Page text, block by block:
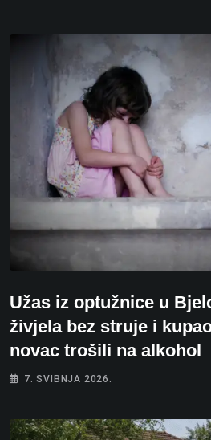
Užas iz optužnice u
živjela bez struje i
novac trošili na alkohol
7. SVIBNJA 2026.